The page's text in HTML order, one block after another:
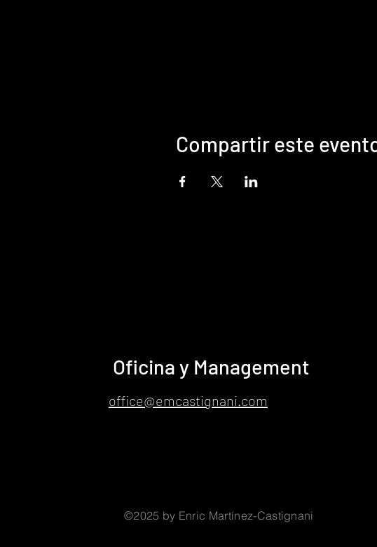
Compartir este
Oficina y Management
office@emcastignani.com
©2025 by Enric Martínez-Castignani